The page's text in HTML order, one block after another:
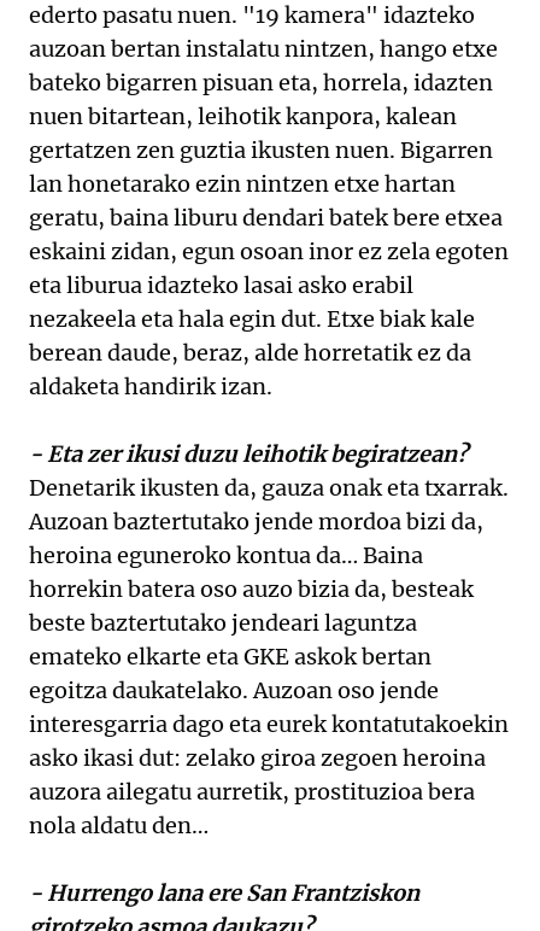
ederto pasatu nuen. "19 kamera" idazteko
auzoan bertan instalatu nintzen, hango etxe
bateko bigarren pisuan eta, horrela, idazten
nuen bitartean, leihotik kanpora, kalean
gertatzen zen guztia ikusten nuen. Bigarren
lan honetarako ezin nintzen etxe hartan
geratu, baina liburu dendari batek bere etxea
eskaini zidan, egun osoan inor ez zela egoten
eta liburua idazteko lasai asko erabil
nezakeela eta hala egin dut. Etxe biak kale
berean daude, beraz, alde horretatik ez da
aldaketa handirik izan.
- Eta zer ikusi duzu leihotik begiratzean?
Denetarik ikusten da, gauza onak eta txarrak.
Auzoan baztertutako jende mordoa bizi da,
heroina eguneroko kontua da… Baina
horrekin batera oso auzo bizia da, besteak
beste baztertutako jendeari laguntza
emateko elkarte eta GKE askok bertan
egoitza daukatelako. Auzoan oso jende
interesgarria dago eta eurek kontatutakoekin
asko ikasi dut: zelako giroa zegoen heroina
auzora ailegatu aurretik, prostituzioa bera
nola aldatu den…
- Hurrengo lana ere San Frantziskon